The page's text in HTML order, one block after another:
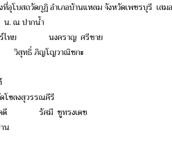
อุโบสถวัดกุฏิ อำเภอบ้านแหลม จังหวัดเพชรบุรี เส
ณ ปากน้ำ
าสตร์ไทย นงคราญ ศรีชาย
ทธิ์ ภิญโญวาณิชกะ
ดโขลงสุวรรณคีรี
ราณคดี รัศมี ชูทรงเดช